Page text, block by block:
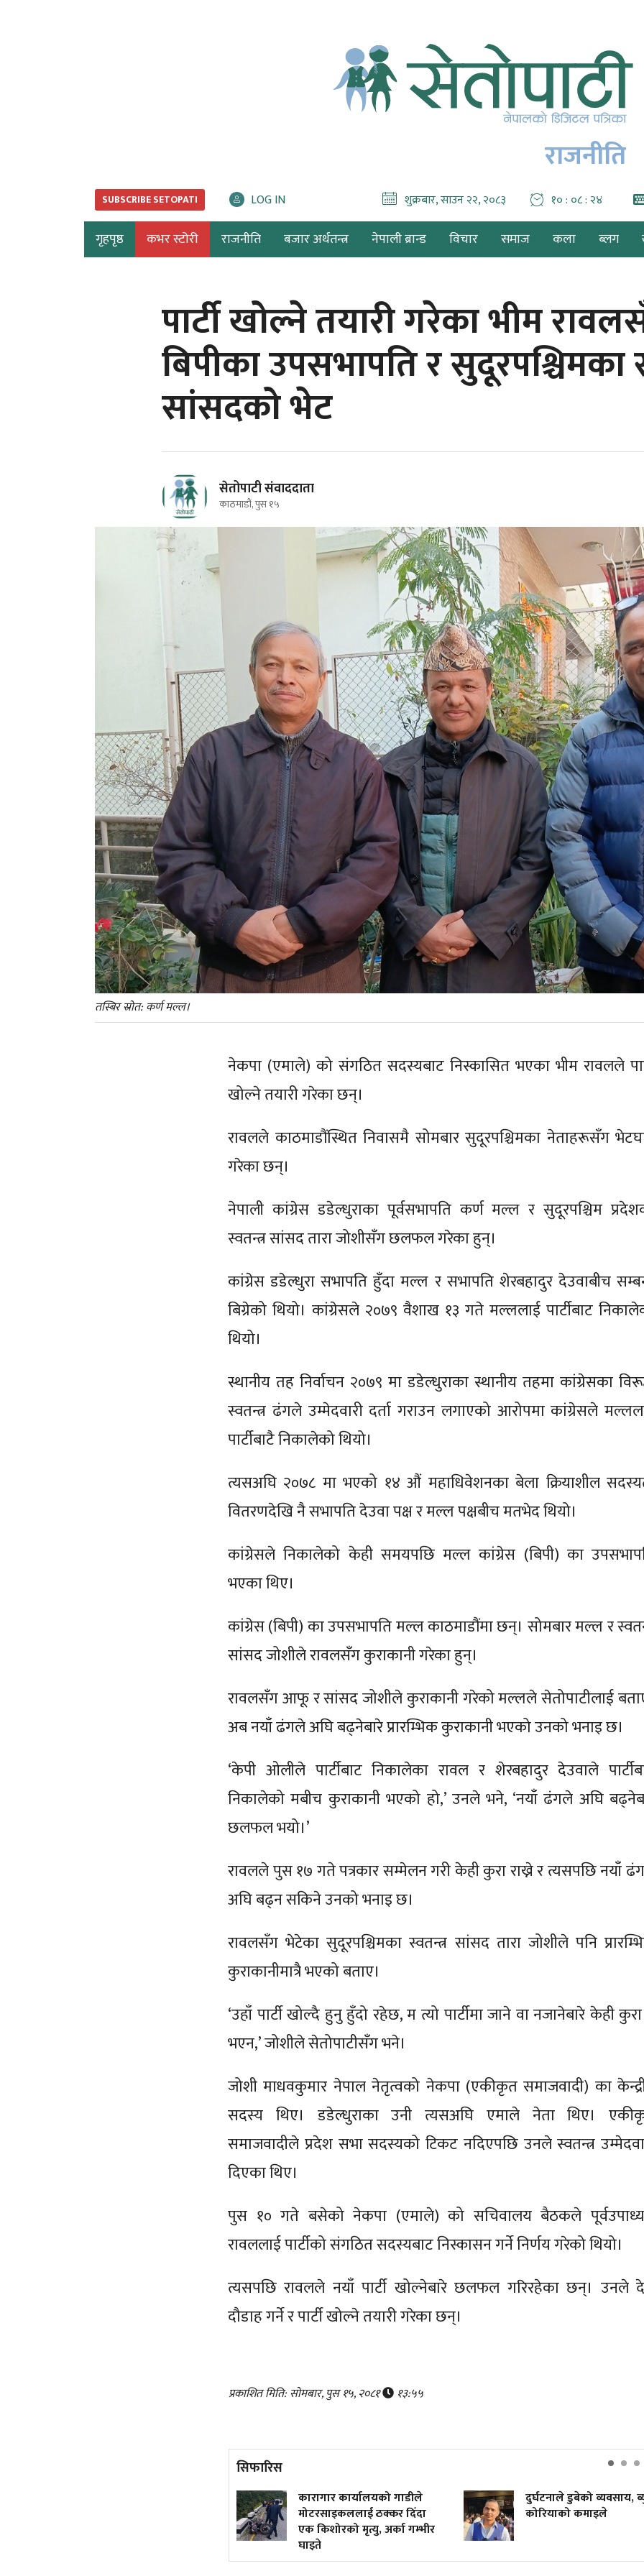
राजनीति
SUBSCRIBE SETOPATI LOG IN शुक्रबार, साउन २२, २०८३ १० : ०८ : २६
गृहपृष्ठ कभर स्टोरी राजनीति बजार अर्थतन्त्र नेपाली ब्रान्ड विचार समाज कला ब्लग
पार्टी खोल्ने तयारी गरेका भीम
बिपीका उपसभापति र सुदूरपश्चिमका
सांसदको भेट
सेतोपाटी संवाददाता
काठमाडौं, पुस १५
तस्बिर स्रोत: कर्ण मल्ल।
नेकपा (एमाले) को संगठित सदस्यबाट निस्कासित भएका भीम रावलले
खोल्ने तयारी गरेका छन्।
रावलले काठमाडौंस्थित निवासमै सोमबार सुदूरपश्चिमका नेताहरूसँग
गरेका छन्।
नेपाली कांग्रेस डडेल्धुराका पूर्वसभापति कर्ण मल्ल र सुदूरपश्चिम
स्वतन्त्र सांसद तारा जोशीसँग छलफल गरेका हुन्।
कांग्रेस डडेल्धुरा सभापति हुँदा मल्ल र सभापति शेरबहादुर देउवाबीच
बिग्रेको थियो। कांग्रेसले २०७९ वैशाख १३ गते मल्ललाई पार्टीबाट
थियो।
स्थानीय तह निर्वाचन २०७९ मा डडेल्धुराका स्थानीय तहमा कांग्रेसका
स्वतन्त्र ढंगले उम्मेदवारी दर्ता गराउन लगाएको आरोपमा कांग्रेसले
पार्टीबाटै निकालेको थियो।
त्यसअघि २०७८ मा भएको १४ औं महाधिवेशनका बेला क्रियाशील
वितरणदेखि नै सभापति देउवा पक्ष र मल्ल पक्षबीच मतभेद थियो।
कांग्रेसले निकालेको केही समयपछि मल्ल कांग्रेस (बिपी) का
भएका थिए।
कांग्रेस (बिपी) का उपसभापति मल्ल काठमाडौंमा छन्। सोमबार मल्ल र
सांसद जोशीले रावलसँग कुराकानी गरेका हुन्।
रावलसँग आफू र सांसद जोशीले कुराकानी गरेको मल्लले सेतोपाटीलाई
अब नयाँ ढंगले अघि बढ्नेबारे प्रारम्भिक कुराकानी भएको उनको भनाइ छ।
‘केपी ओलीले पार्टीबाट निकालेका रावल र शेरबहादुर देउवाले
निकालेको मबीच कुराकानी भएको हो,’ उनले भने, ‘नयाँ ढंगले अघि
छलफल भयो।’
रावलले पुस १७ गते पत्रकार सम्मेलन गरी केही कुरा राख्ने र त्यसपछि नयाँ
अघि बढ्न सकिने उनको भनाइ छ।
रावलसँग भेटेका सुदूरपश्चिमका स्वतन्त्र सांसद तारा जोशीले पनि
कुराकानीमात्रै भएको बताए।
‘उहाँ पार्टी खोल्दै हुनु हुँदो रहेछ, म त्यो पार्टीमा जाने वा नजानेबारे केही
भएन,’ जोशीले सेतोपाटीसँग भने।
जोशी माधवकुमार नेपाल नेतृत्वको नेकपा (एकीकृत समाजवादी) का
सदस्य थिए। डडेल्धुराका उनी त्यसअघि एमाले नेता थिए।
समाजवादीले प्रदेश सभा सदस्यको टिकट नदिएपछि उनले स्वतन्त्र
दिएका थिए।
पुस १० गते बसेको नेकपा (एमाले) को सचिवालय बैठकले
रावललाई पार्टीको संगठित सदस्यबाट निस्कासन गर्ने निर्णय गरेको थियो।
त्यसपछि रावलले नयाँ पार्टी खोल्नेबारे छलफल गरिरहेका छन्। उनले
दौडाह गर्ने र पार्टी खोल्ने तयारी गरेका छन्।
प्रकाशित मिति: सोमबार, पुस १५, २०८१ १३:५५
सिफारिस
कारागार कार्यालयको गाडीले
मोटरसाइकललाई ठक्कर दिँदा
एक किशोरको मृत्यु, अर्का गम्भीर
घाइते
दुर्घटनाले डुबेको व्यवसाय,
कोरियाको कमाइले